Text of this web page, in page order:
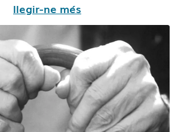
llegir-ne més